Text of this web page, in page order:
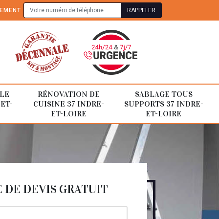
RÉNOVATION DE
CUISINE 37 INDRE-
ET-LOIRE
SABLAGE TOUS
SUPPORTS 37 INDRE-
ET-LOIRE
DEVIS GRATUIT